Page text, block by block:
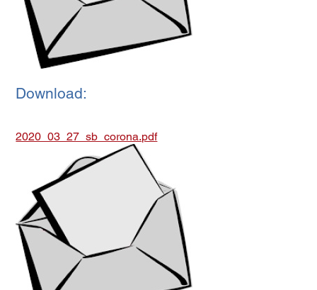
Download:
2020_03_27_sb_corona.pdf